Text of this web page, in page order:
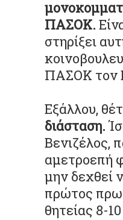
ΠΑΣΟΚ.
στηρίξει
ΠΑΣΟΚ τον
Εξάλλου,
διάσταση.
Βενιζέλος,
αμετροεπή
μην δεχθεί
πρώτος
θητείας 8-